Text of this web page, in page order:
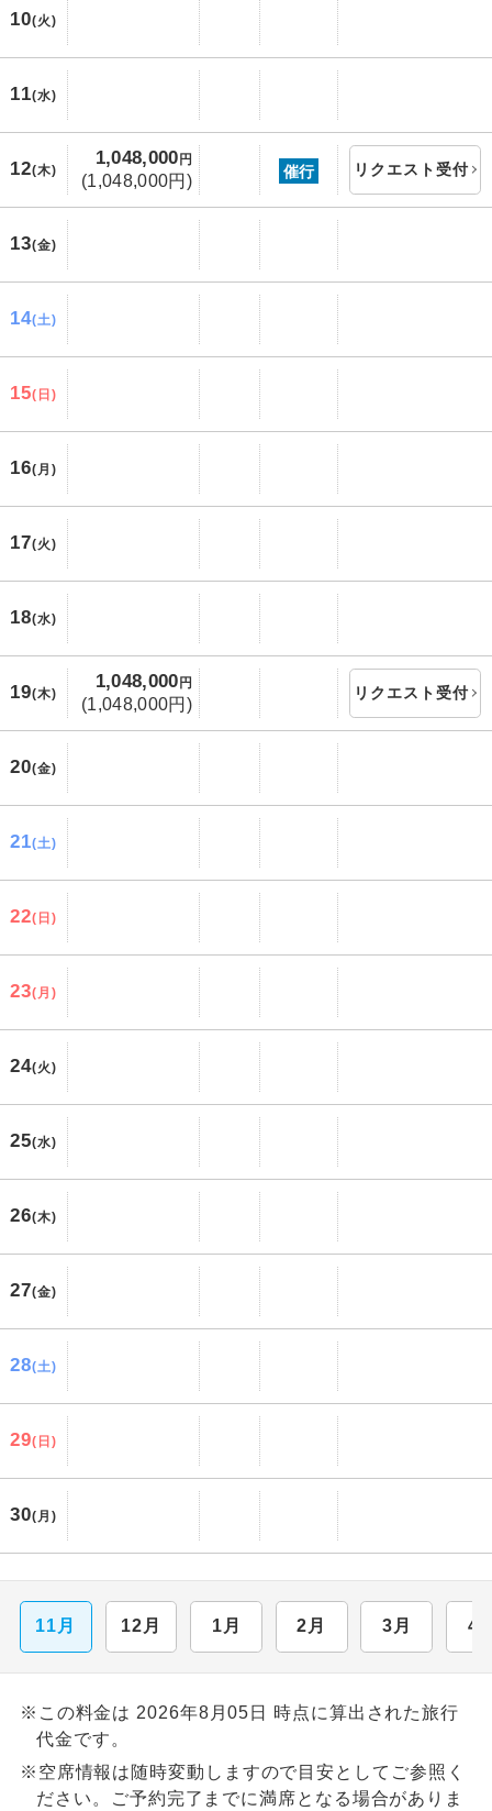
10(火)
11(水)
12(木)
1,048,000 円
(1,048,000円)
催行 リクエスト受付
13(金)
14(土)
15(日)
16(月)
17(火)
18(水)
19(木)
1,048,000 円
(1,048,000円)
リクエスト受付
20(金)
21(土)
22(日)
23(月)
24(火)
25(水)
26(木)
27(金)
28(土)
29(日)
30(月)
11月 12月 1月 2月 3月 4
※この料金は 2026年8月05日 時点に算出された旅行
代金です。
※空席情報は随時変動しますので目安としてご参照く
ださい。ご予約完了までに満席となる場合がありま